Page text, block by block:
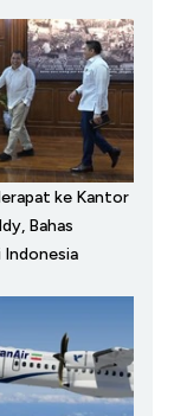
ke Kantor
Bahas
Indonesia